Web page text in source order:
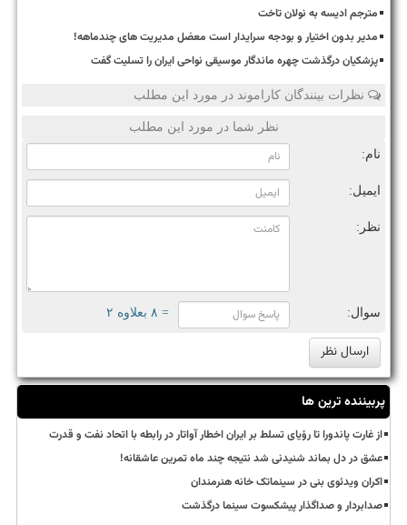
مترجم ادیسه به نولان تاخت
مدیر بدون اختیار و بودجه سرایدار است معضل مدیریت های چندماهه!
پزشکیان درگذشت چهره ماندگار موسیقی نواحی ایران را تسلیت گفت
نظرات بینندگان کاراموند در مورد این مطلب
نظر شما در مورد این مطلب
نام:
ایمیل:
نظر:
سوال: = ۸ بعلاوه ۲
پربیننده ترین ها
از غارت پاندورا تا رؤیای تسلط بر ایران اخطار آواتار در رابطه با اتحاد نفت و قدرت
عشق در دل بماند شنیدنی شد نتیجه چند ماه تمرین عاشقانه!
اکران ویدئوی بنی در سینماتک خانه هنرمندان
صدابردار و صداگذار پیشکسوت سینما درگذشت